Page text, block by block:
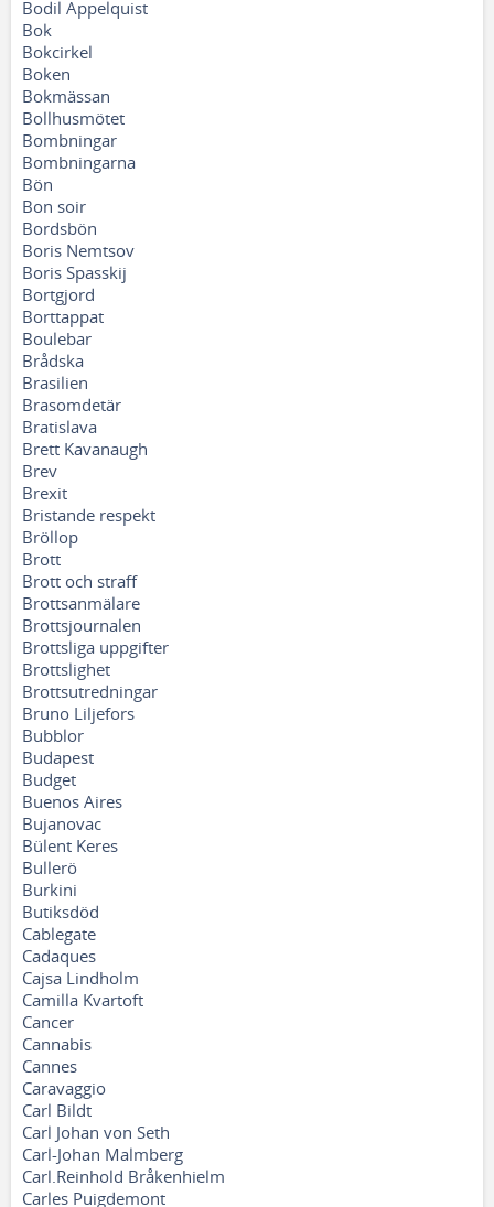
Bodil Appelquist
Bok
Bokcirkel
Boken
Bokmässan
Bollhusmötet
Bombningar
Bombningarna
Bön
Bon soir
Bordsbön
Boris Nemtsov
Boris Spasskij
Bortgjord
Borttappat
Boulebar
Brådska
Brasilien
Brasomdetär
Bratislava
Brett Kavanaugh
Brev
Brexit
Bristande respekt
Bröllop
Brott
Brott och straff
Brottsanmälare
Brottsjournalen
Brottsliga uppgifter
Brottslighet
Brottsutredningar
Bruno Liljefors
Bubblor
Budapest
Budget
Buenos Aires
Bujanovac
Bülent Keres
Bullerö
Burkini
Butiksdöd
Cablegate
Cadaques
Cajsa Lindholm
Camilla Kvartoft
Cancer
Cannabis
Cannes
Caravaggio
Carl Bildt
Carl Johan von Seth
Carl-Johan Malmberg
Carl.Reinhold Bråkenhielm
Carles Puigdemont